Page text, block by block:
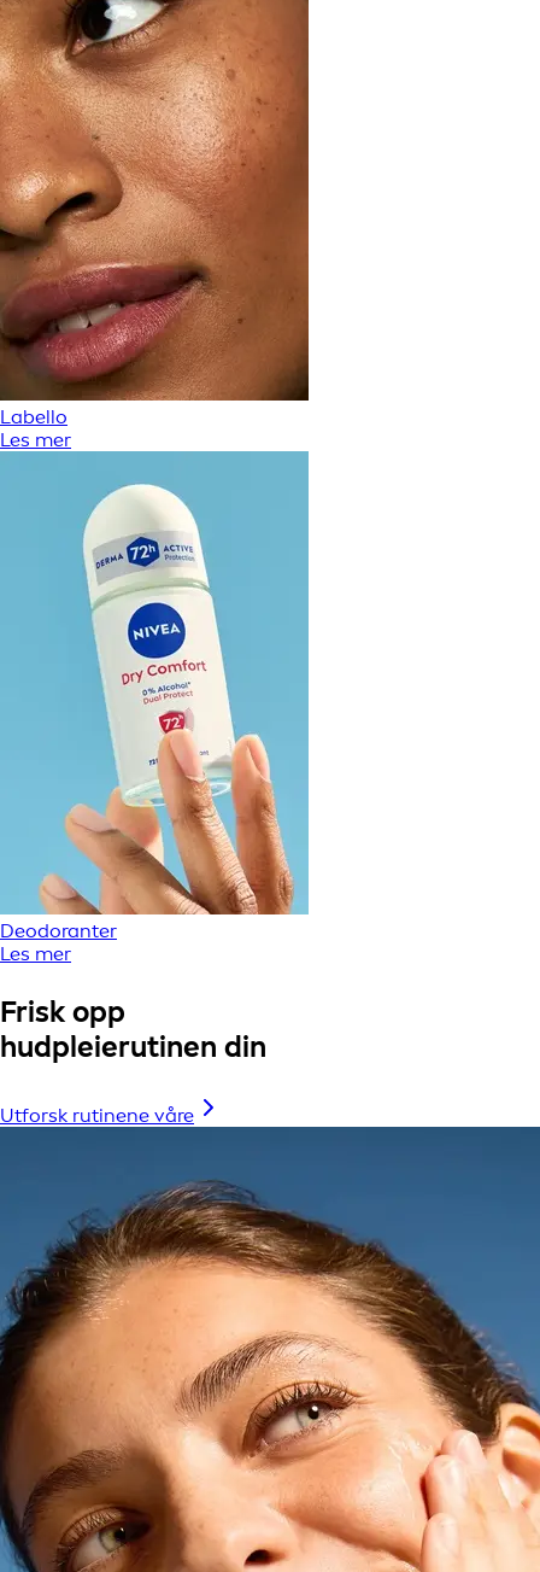
Labello
Les mer
Deodoranter
Les mer
Frisk opp
hudpleierutinen din
Utforsk rutinene våre